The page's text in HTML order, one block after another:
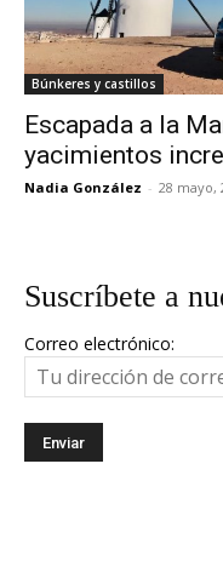
Búnkeres y castillos
Escapada a la
yacimientos
Nadia González - 28 mayo,
Suscríbete a
Correo electrónico: